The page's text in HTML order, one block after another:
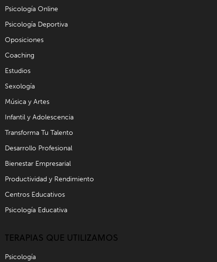
Psicología Online
Psicología Deportiva
Oposiciones
Coaching
Estudios
Sexología
Música y Artes
Infantil y Adolescencia
Transforma Tu Talento
Desarrollo Profesional
Bienestar Empresarial
Productividad y Rendimiento
Centros Educativos
Psicología Educativa
TERAPIAS QUE UTILIZAMOS
Psicología